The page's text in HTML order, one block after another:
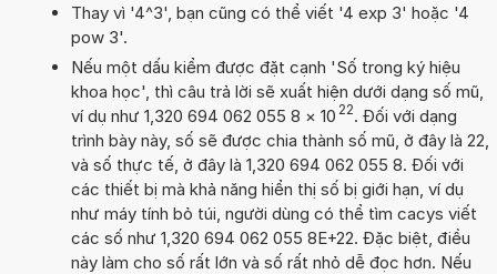
Thay vì '4^3', bạn cũng có thể viết '4 exp 3' hoặc '4
pow 3'.
Nếu một dấu kiểm được đặt cạnh 'Số trong ký hiệu
khoa học', thì câu trả lời sẽ xuất hiện dưới dạng số mũ,
ví dụ như 1,320 694 062 055 8 × 10 22. Đối với dạng
trình bày này, số sẽ được chia thành số mũ, ở đây là 22,
và số thực tế, ở đây là 1,320 694 062 055 8. Đối với
các thiết bị mà khả năng hiển thị số bị giới hạn, ví dụ
như máy tính bỏ túi, người dùng có thể tìm cacys viết
các số như 1,320 694 062 055 8E+22. Đặc biệt, điều
này làm cho số rất lớn và số rất nhỏ dễ đọc hơn. Nếu